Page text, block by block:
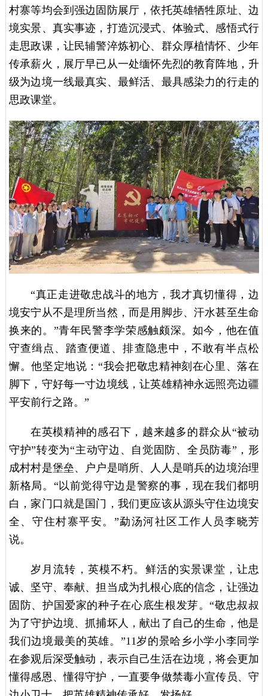
村寨等均会到强边固防展厅，依托英雄牺牲原址、边
境实景、真实事迹，打造沉浸式、体验式、感悟式行
走思政课，让民辅警淬炼初心、群众厚植情怀、少年
传承薪火，展厅早已从一处缅怀先烈的教育阵地，升
级为边境一线最真实、最鲜活、最具感染力的行走的
思政课堂。
“真正走进敬忠战斗的地方，我才真切懂得，边
境安宁从不是理所当然，而是用脚步、汗水甚至生命
换来的。”青年民警李学荣感触颇深。如今，他在值
守查缉点、踏查便道、排查隐患中，不敢有半点松
懈。他坚定地说：“我会把敬忠精神刻在心里、落在
脚下，守好每一寸边境线，让英雄精神永远照亮边疆
平安前行之路。”
在英模精神的感召下，越来越多的群众从“被动
守护”转变为“主动守边、自觉固防、全员防毒”，形
成村村是堡垒、户户是哨所、人人是哨兵的边境治理
新格局。“以前觉得守边是警察的事，现在我们都明
白，家门口就是国门，我们更应该从源头守住边境安
全、守住村寨平安。”勐汤河社区工作人员李晓芳
说。
岁月流转，英模不朽。鲜活的实景课堂，让忠
诚、坚守、奉献、担当成为扎根心底的信念，让强边
固防、护国爱家的种子在心底生根发芽。“敬忠叔叔
为了守护边境、抓捕坏人，献出了自己的生命，他是
我们边境最美的英雄。”11岁的景哈乡小学小李同学
在参观后深受触动，表示自己生活在边境，将会更加
懂得感恩、懂得守护，一直要争做禁毒小宣传员、守